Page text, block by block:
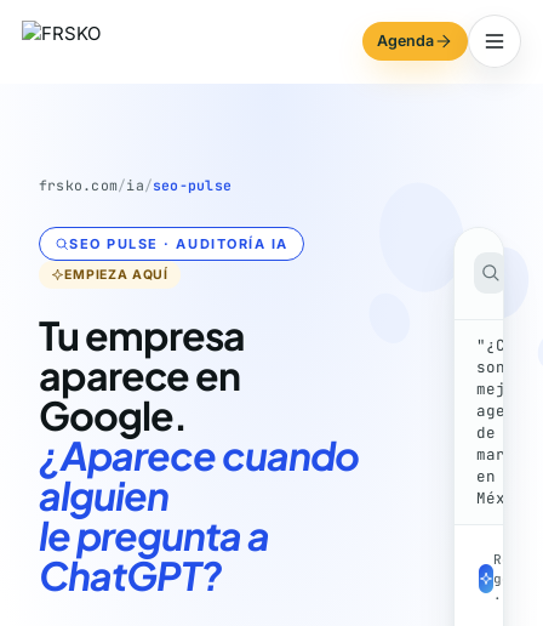
Agenda
frsko.com/ia/seo-pulse
SEO PULSE · AUDITORÍA IA
EMPIEZA AQUÍ
Tu empresa
aparece en
Google.
¿Aparece cuando
alguien
le pregunta a
ChatGPT?
son las
mejores
de
en
·